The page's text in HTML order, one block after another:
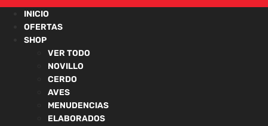
INICIO
OFERTAS
SHOP
VER TODO
NOVILLO
CERDO
AVES
MENUDENCIAS
ELABORADOS